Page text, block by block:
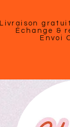
Livraison
Échange &
Envoi